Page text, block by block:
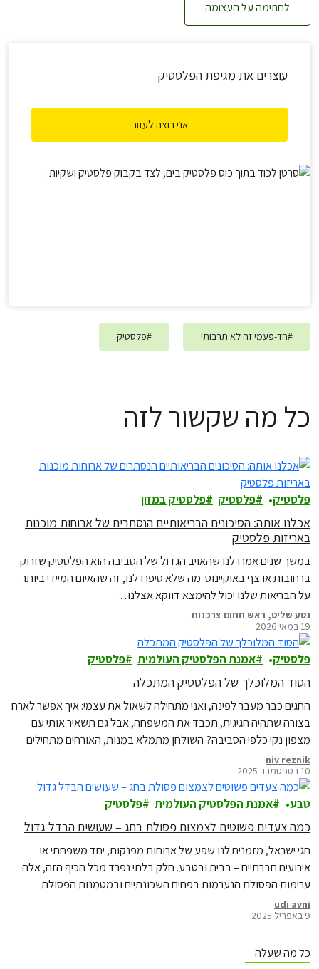
לחתימה על העצומה
עוצרים את מגיפת הפלסטיק
אני רוצה לעזור
#חד-פעמי זה לא תרבותי #פלסטיק
כל מה שקשור לזה
פלסטיק פלסטיק פלסטיק במזון
אכלנו אותה: הסיכונים הבריאותיים הנסתרים של ארוחות מוכנות
באריזות פלסטיק
במשך שנים אמרו לנו שהאויב הגדול של הסביבה הוא הפלסטיק שזרוק
ברחובות או צף באוקיינוס. מה שלא סיפרו לנו, זה שהאיום המיידי ביותר
על הבריאות שלנו יכול להימצא דווקא אצלנו…
נטע שליט, ראש תחום צרכנות
19 במאי 2026
פלסטיק אמנת הפלסטיק העולמית פלסטיק
הסוד המלוכלך של הפלסטיק המתכלה
החגים כבר מעבר לפינה, ואני מתחילה לשאול את עצמי: איך אפשר לארח
בצורה שתהיה חגיגית, תכבד את המשפחה, אבל גם תשאיר אותי עם
מצפון נקי כלפי הסביבה? השולחן מתמלא במנות, האורחים מתחילים
להגיע, ובראש שלי כבר רצות השאלות: איך עושים את זה יפה, נוח, ובלי
להשאיר אחרינו הר של פסולת?
niv reznik
10 בספטמבר 2025
טבע אמנת הפלסטיק העולמית פלסטיק
כמה צעדים פשוטים לצמצום פסולת בחג – שעושים הבדל גדול
חגי ישראל, מזמנים לנו שפע של ארוחות מפנקות, יחד משפחתי או
אירועים חברתיים – בבית ובטבע. חלק בלתי נפרד מכל הכיף הזה, אלה
ערימות הפסולת הנערמות בפחים השכונתיים ובמטמנות הפסולת
שהולכות ומתמלאות ברחבי הארץ, במהלך החגים או אחריהם. כל אחד
מאיתנו, יכול לשנות הרגלים אישיים, ולצמצם את פסולת הפלסטיק
udi avni
9 באפריל 2025
כל מה שעלה